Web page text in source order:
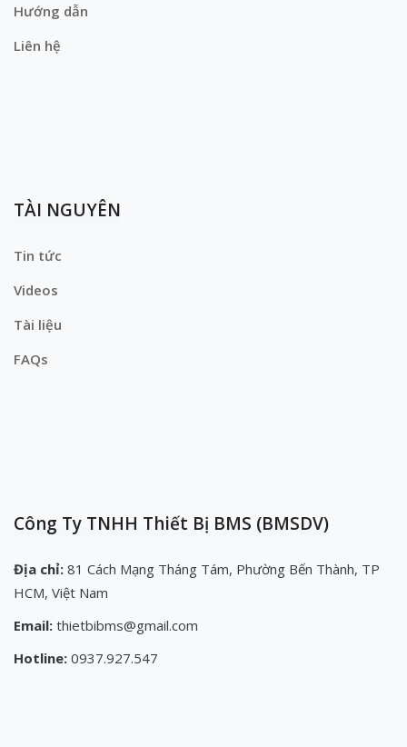
Hướng dẫn
Liên hệ
TÀI NGUYÊN
Tin tức
Videos
Tài liệu
FAQs
Công Ty TNHH Thiết Bị BMS (BMSDV)
Địa chỉ: 81 Cách Mạng Tháng Tám, Phường Bến Thành, TP
HCM, Việt Nam
Email: thietbibms@gmail.com
Hotline: 0937.927.547